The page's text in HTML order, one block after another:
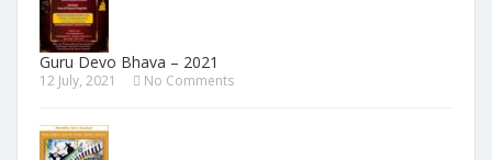
Guru Devo Bhava – 2021
12 July, 2021 No Comments